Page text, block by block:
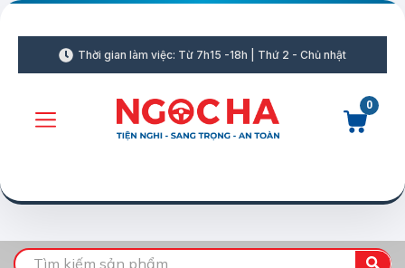
Thời gian làm việc: Từ 7h15 -18h | Thứ 2 - Chủ nhật
0